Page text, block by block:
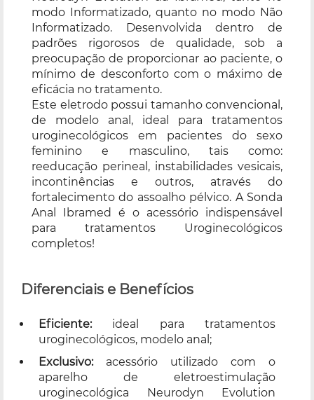
modo Informatizado, quanto no modo Não
Informatizado. Desenvolvida dentro de
padrões rigorosos de qualidade, sob a
preocupação de proporcionar ao paciente, o
mínimo de desconforto com o máximo de
eficácia no tratamento.
Este eletrodo possui tamanho convencional,
de modelo anal, ideal para tratamentos
uroginecológicos em pacientes do sexo
feminino e masculino, tais como:
reeducação perineal, instabilidades vesicais,
incontinências e outros, através do
fortalecimento do assoalho pélvico. A Sonda
Anal Ibramed é o acessório indispensável
para tratamentos Uroginecológicos
completos!
Diferenciais e Benefícios
Eficiente:ideal para tratamentos
uroginecológicos, modelo anal;
Exclusivo:acessório utilizado com o
aparelho de eletroestimulação
uroginecológica Neurodyn Evolution